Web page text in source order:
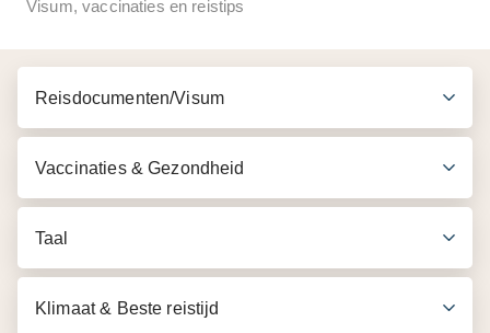
Visum, vaccinaties en reistips
Reisdocumenten/Visum
Vaccinaties & Gezondheid
Taal
Klimaat & Beste reistijd